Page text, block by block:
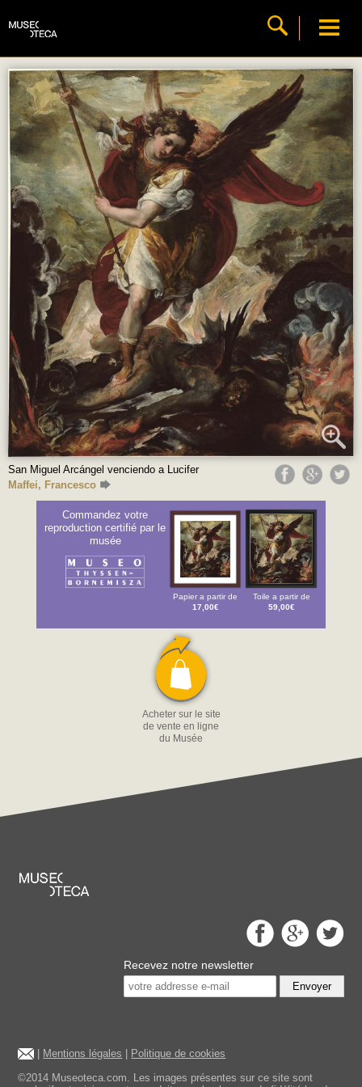
San Miguel Arcángel venciendo a Lucifer
Maffei, Francesco
Commandez votre
reproduction certifié par le
musée
Papier a partir de
17,00€
Toile a partir de
59,00€
Acheter sur le site
de vente en ligne
du Musée
Recevez notre newsletter
Envoyer
Mentions légales
Politique de cookies
©2014 Museoteca.com. Les images présentes sur ce site sont